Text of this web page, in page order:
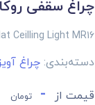
چراغ سقفی
Ceilling Light MR16
دسته‌بندی:چراغ آویز
قیمت از - تومان